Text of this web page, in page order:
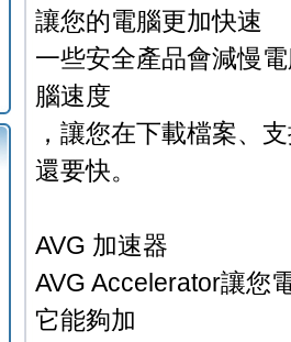
讓您的電腦更加快速
一些安全產品會減慢
腦速度
，讓您在下載檔案、
還要快。
AVG 加速器
AVG Accelerator讓您
它能夠加